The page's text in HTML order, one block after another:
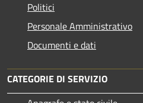
Politici
Personale Amministrativo
Documenti e dati
CATEGORIE DI SERVIZIO